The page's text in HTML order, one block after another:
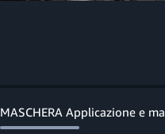
MASCHERA Applicazione e